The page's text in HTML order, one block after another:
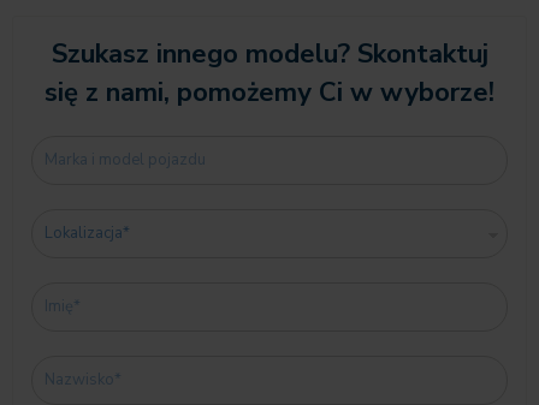
Szukasz innego modelu? Skontaktuj
się z nami, pomożemy Ci w wyborze!